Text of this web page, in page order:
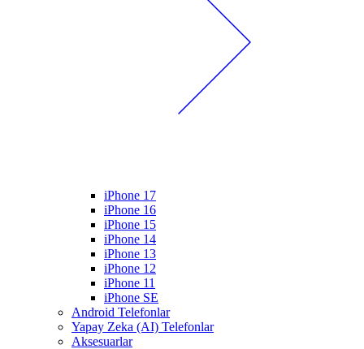
iPhone 17
iPhone 16
iPhone 15
iPhone 14
iPhone 13
iPhone 12
iPhone 11
iPhone SE
Android Telefonlar
Yapay Zeka (AI) Telefonlar
Aksesuarlar